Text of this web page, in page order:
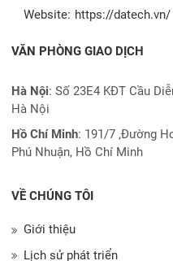
Website: https://datech.vn/
VĂN PHÒNG GIAO DỊCH
Hà Nội: Số 23E4 KĐT Cầu
Hà Nội
Hồ Chí Minh: 191/7 ,Đường
Phú Nhuận, Hồ Chí Minh
VỀ CHÚNG TÔI
Giới thiệu
Lịch sử phát triển